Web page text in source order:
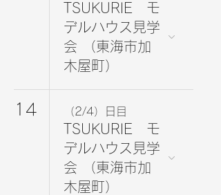
TSUKURIE モ
デルハウス見学
会 （東海市加
木屋町）
14 （2/4）日目
TSUKURIE モ
デルハウス見学
会 （東海市加
木屋町）